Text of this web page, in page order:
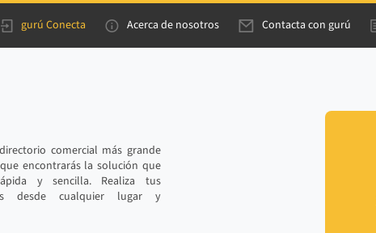
gurú Conecta Acerca de nosotros Contacta con gurú
comercial más grande
encontrarás la solución que
y sencilla. Realiza tus
desde cualquier lugar y